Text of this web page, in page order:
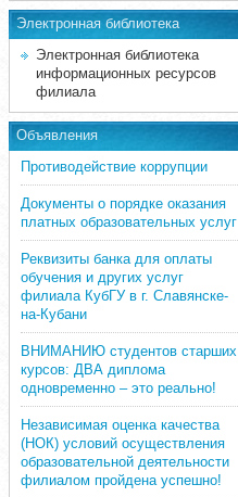
Электронная библиотека
Электронная библиотека
информационных ресурсов
филиала
Объявления
Противодействие коррупции
Документы о порядке оказания
платных образовательных услуг
Реквизиты банка для оплаты
обучения и других услуг
филиала КубГУ в г. Славянске-
на-Кубани
ВНИМАНИЮ студентов старших
курсов: ДВА диплома
одновременно – это реально!
Независимая оценка качества
(НОК) условий осуществления
образовательной деятельности
филиалом пройдена успешно!